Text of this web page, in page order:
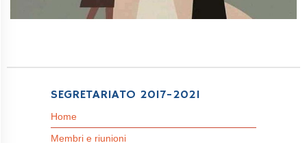
SEGRETARIATO 2017-2021
Home
Membri e riunioni